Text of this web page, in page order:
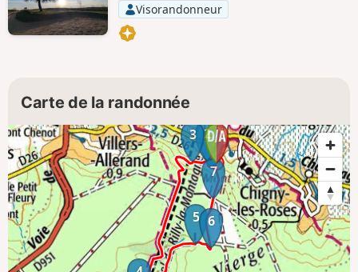
Visorandonneur
Carte de la randonnée
1
2
3
5 6
7